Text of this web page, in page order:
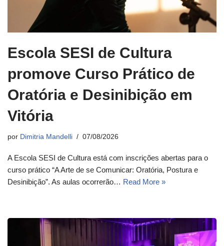
Escola SESI de Cultura
promove Curso Prático de
Oratória e Desinibição em
Vitória
por Dimitria Mandelli 07/08/2026
A Escola SESI de Cultura está com inscrições abertas para o
curso prático “A Arte de se Comunicar: Oratória, Postura e
Desinibição”. As aulas ocorrerão… Read More »